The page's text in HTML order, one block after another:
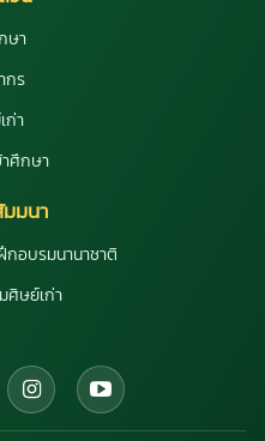
ษา
กร
ก่า
าศึกษา
มนา
อบรมนานาชาติ
ศิษย์เก่า